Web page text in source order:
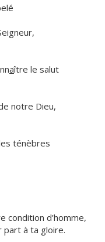
aître le salut
notre Dieu,
ténèbres
condition d’homme,
part à ta gloire.